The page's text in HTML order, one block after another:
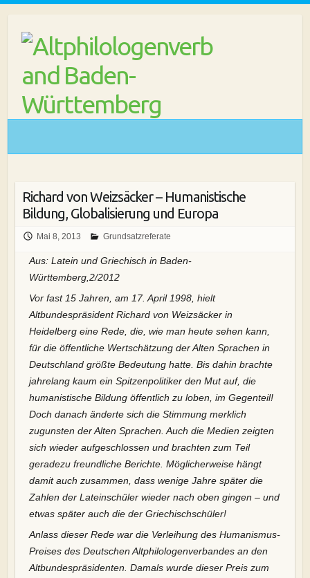
content
Richard von Weizsäcker – Humanistische
Bildung, Globalisierung und Europa
Mai 8, 2013 Grundsatzreferate
Aus: Latein und Griechisch in Baden-
Württemberg,2/2012
Vor fast 15 Jahren, am 17. April 1998, hielt
Altbundespräsident Richard von Weizsäcker in
Heidelberg eine Rede, die, wie man heute sehen kann,
für die öffentliche Wertschätzung der Alten Sprachen in
Deutschland größte Bedeutung hatte. Bis dahin brachte
jahrelang kaum ein Spitzenpolitiker den Mut auf, die
humanistische Bildung öffentlich zu loben, im Gegenteil!
Doch danach änderte sich die Stimmung merklich
zugunsten der Alten Sprachen. Auch die Medien zeigten
sich wieder aufgeschlossen und brachten zum Teil
geradezu freundliche Berichte. Möglicherweise hängt
damit auch zusammen, dass wenige Jahre später die
Zahlen der Lateinschüler wieder nach oben gingen – und
etwas später auch die der Griechischschüler!
Anlass dieser Rede war die Verleihung des Humanismus-
Preises des Deutschen Altphilologenverbandes an den
Altbundespräsidenten. Damals wurde dieser Preis zum